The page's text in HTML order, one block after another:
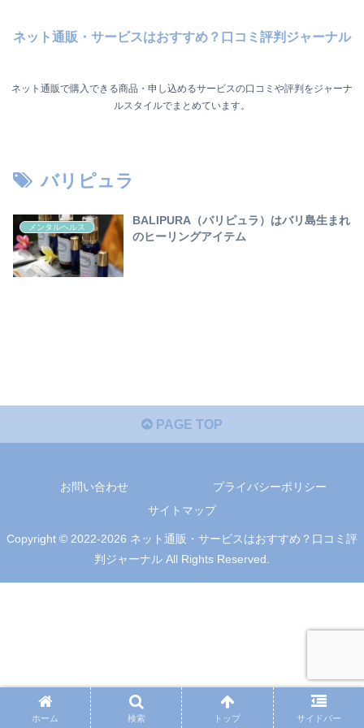
ネット通販・サービスはおすすめ？口コミ評判ジャーナル
ネット通販で購入できる商品・申し込めるサービスの口コミや評判をジャーナ
ルスタイルでまとめています。
バリピュラ
メンタルヘルス
BALIPURA（バリピュラ）はバリ島生まれ
のヒーリングアイテム
PAGE TOP
お問い合わせ
プライバシーポリシー
サイトマップ
Copyright © 2022-2026 ネット通販・サービスはおすすめ？口コミ評
判ジャーナル All Rights Reserved.
ホーム 検索 トップ サイドバー